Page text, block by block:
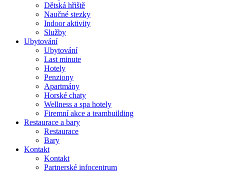
Dětská hřiště
Naučné stezky
Indoor aktivity
Služby
Ubytování
Ubytování
Last minute
Hotely
Penziony
Apartmány
Horské chaty
Wellness a spa hotely
Firemní akce a teambuilding
Restaurace a bary
Restaurace
Bary
Kontakt
Kontakt
Partnerské infocentrum